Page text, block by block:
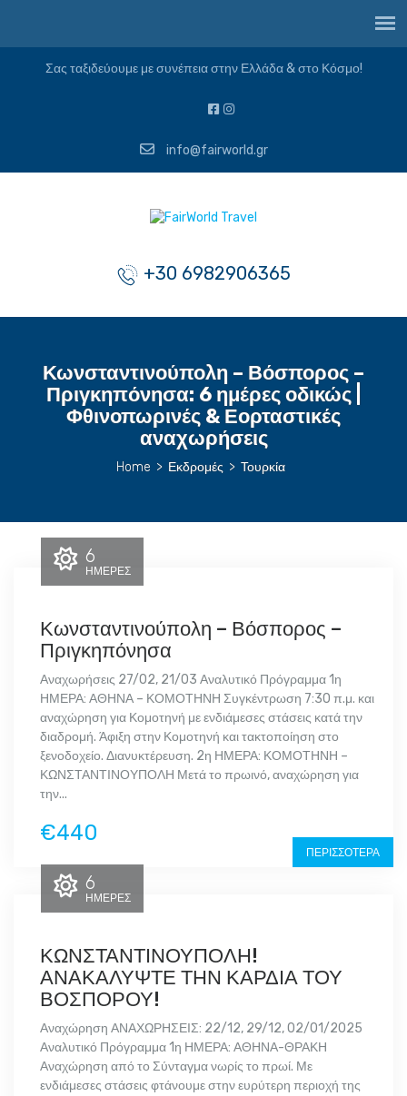
Σας ταξιδεύουμε με συνέπεια στην Ελλάδα & στο Κόσμο!
info@fairworld.gr
+30 6982906365
Κωνσταντινούπολη – Βόσπορος –
Πριγκηπόνησα: 6 ημέρες οδικώς |
Φθινοπωρινές & Εορταστικές
αναχωρήσεις
Home > Εκδρομές > Τουρκία
6
ΗΜΈΡΕΣ
Κωνσταντινούπολη – Βόσπορος –
Πριγκηπόνησα
Αναχωρήσεις 27/02, 21/03 Αναλυτικό Πρόγραμμα 1η
ΗΜΕΡΑ: ΑΘΗΝΑ – ΚΟΜΟΤΗΝΗ Συγκέντρωση 7:30 π.μ. και
αναχώρηση για Κομοτηνή με ενδιάμεσες στάσεις κατά την
διαδρομή. Άφιξη στην Κομοτηνή και τακτοποίηση στο
ξενοδοχείο. Διανυκτέρευση. 2η ΗΜΕΡΑ: ΚΟΜΟΤΗΝΗ –
ΚΩΝΣΤΑΝΤΙΝΟΥΠΟΛΗ Μετά το πρωινό, αναχώρηση για
την...
€440
ΠΕΡΙΣΣΌΤΕΡΑ
6
ΗΜΈΡΕΣ
ΚΩΝΣΤΑΝΤΙΝΟΥΠΟΛΗ!
ΑΝΑΚΑΛΥΨΤΕ ΤΗΝ ΚΑΡΔΙΑ ΤΟΥ
ΒΟΣΠΟΡΟΥ!
Αναχώρηση ΑΝΑΧΩΡΗΣΕΙΣ: 22/12, 29/12, 02/01/2025
Αναλυτικό Πρόγραμμα 1η ΗΜΕΡΑ: ΑΘΗΝΑ-ΘΡΑΚΗ
Αναχώρηση από το Σύνταγμα νωρίς το πρωί. Με
ενδιάμεσες στάσεις φτάνουμε στην ευρύτερη περιοχή της